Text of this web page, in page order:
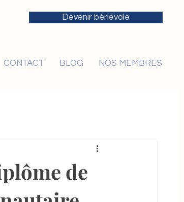
Devenir bénévole
CONTACT BLOG NOS MEMBRES
de